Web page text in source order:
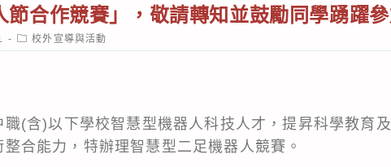
節合作競賽」，敬請轉知並鼓勵同學踴躍
Post
category:
校外宣導與活動
(含)以下學校智慧型機器人科技人才，提昇科學教育
合能力，特辦理智慧型二足機器人競賽。